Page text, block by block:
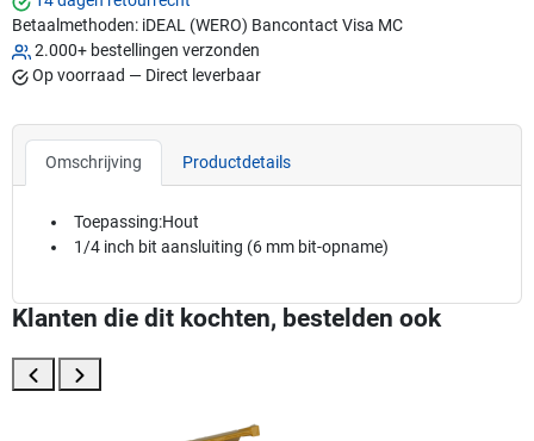
Betaalmethoden: iDEAL (WERO) Bancontact Visa MC
2.000+ bestellingen verzonden
Op voorraad — Direct leverbaar
Omschrijving Productdetails
Toepassing:Hout
1/4 inch bit aansluiting (6 mm bit-opname)
Klanten die dit kochten, bestelden ook